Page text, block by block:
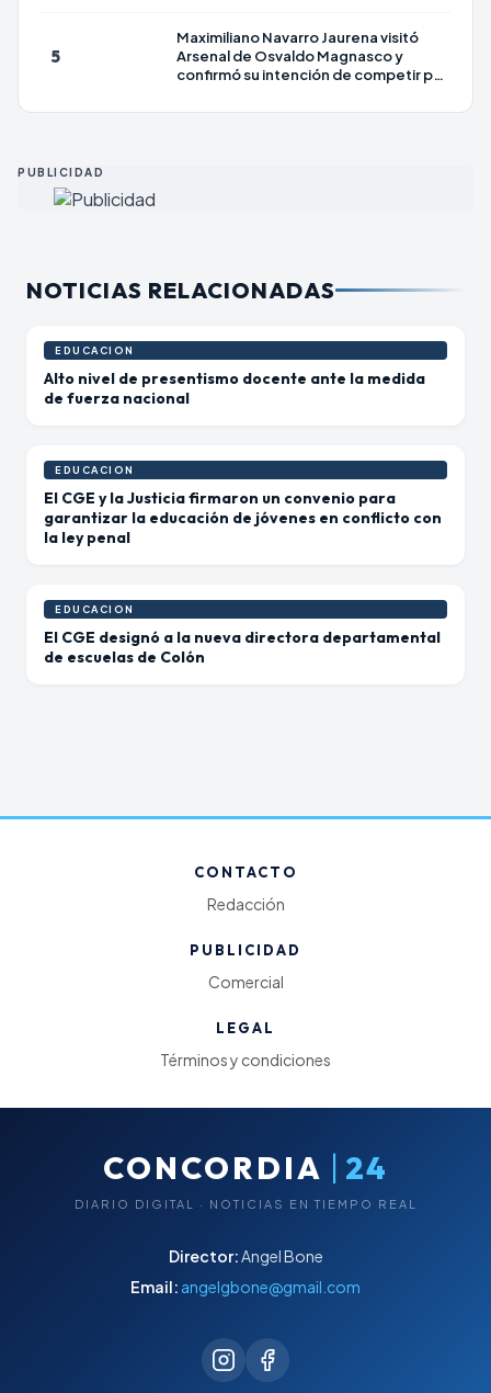
5
Maximiliano Navarro Jaurena visitó
Arsenal de Osvaldo Magnasco y
confirmó su intención de competir por
PUBLICIDAD
NOTICIAS RELACIONADAS
EDUCACION
Alto nivel de presentismo docente ante la medida
de fuerza nacional
EDUCACION
El CGE y la Justicia firmaron un convenio para
garantizar la educación de jóvenes en conflicto con
la ley penal
EDUCACION
El CGE designó a la nueva directora departamental
de escuelas de Colón
CONTACTO
Redacción
PUBLICIDAD
Comercial
LEGAL
Términos y condiciones
CONCORDIA | 24
DIARIO DIGITAL · NOTICIAS EN TIEMPO REAL
Director:Angel Bone
Email: angelgbone@gmail.com